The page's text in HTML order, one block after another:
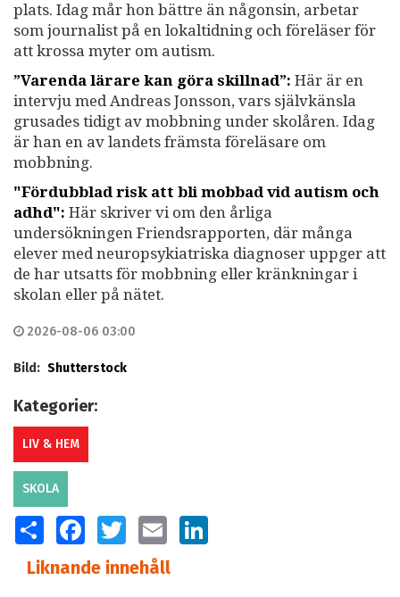
plats. Idag mår hon bättre än någonsin, arbetar
som journalist på en lokaltidning och föreläser för
att krossa myter om autism.
”Varenda lärare kan göra skillnad”: Här är en
intervju med Andreas Jonsson, vars självkänsla
grusades tidigt av mobbning under skolåren. Idag
är han en av landets främsta föreläsare om
mobbning.
"Fördubblad risk att bli mobbad vid autism och
adhd": Här skriver vi om den årliga
undersökningen Friendsrapporten, där många
elever med neuropsykiatriska diagnoser uppger att
de har utsatts för mobbning eller kränkningar i
skolan eller på nätet.
2026-08-06 03:00
Bild: Shutterstock
Kategorier:
LIV & HEM
SKOLA
SHARE FACEBOOKTWITTER EMAIL
Liknande innehåll